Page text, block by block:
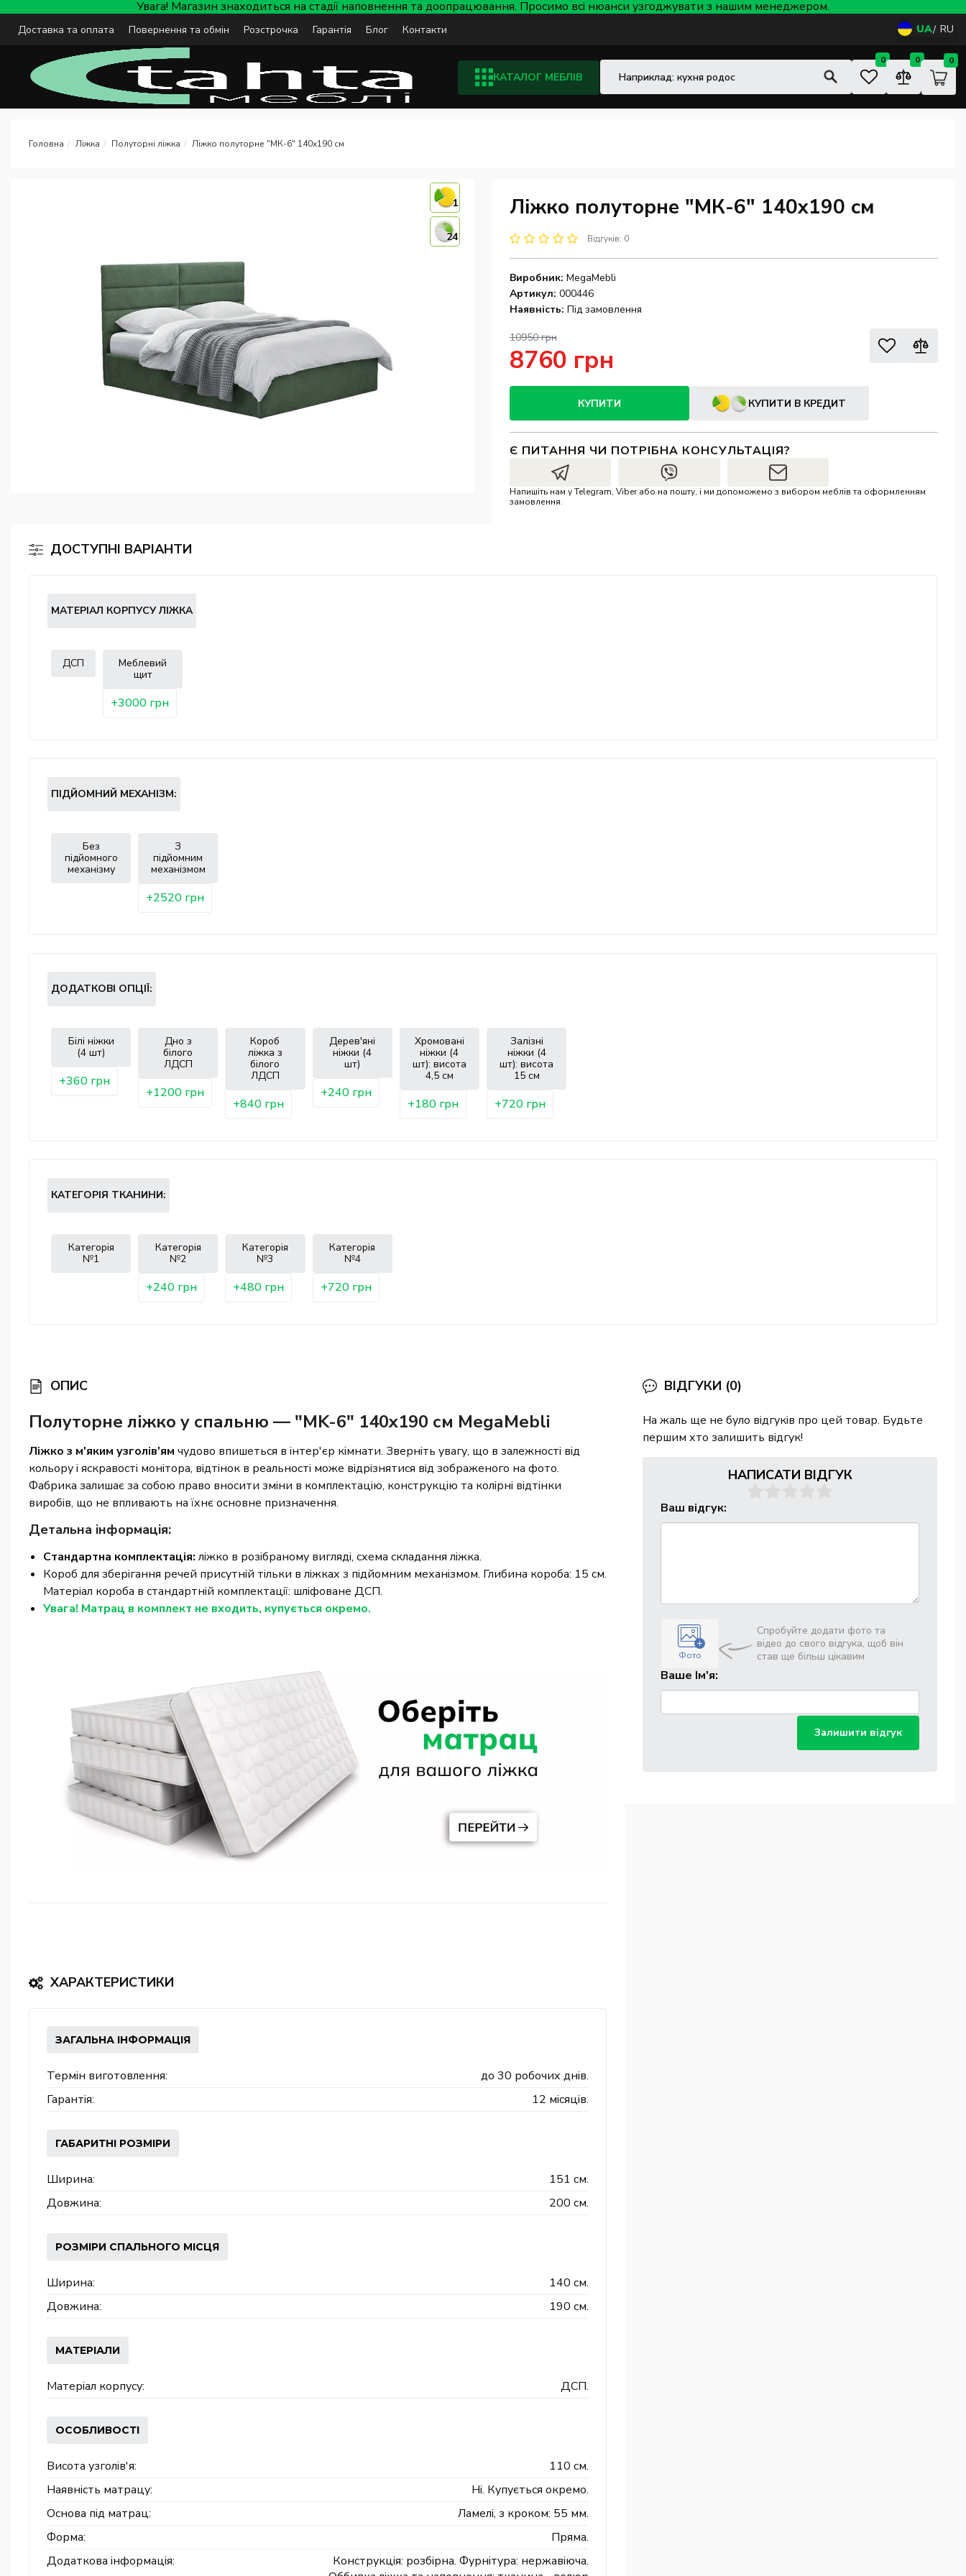
Увага! Магазин знаходиться на стадії наповнення та доопрацювання. Просимо всі нюанси узгоджувати з нашим менеджером.
Доставка та оплата Повернення та обмін Розстрочка Гарантія Блог Контакти UA RU
КАТАЛОГ МЕБЛІВ
0 0 0
Ліжка Полуторні ліжка Ліжко полуторне "МК-6" 140x190 см
1
24
Ліжко полуторне "МК-6" 140x190 см
Відгуків: 0
Виробник: MegaMebli
Артикул: 000446
Наявність: Під замовлення
10950 грн
8760 грн
КУПИТИ КУПИТИ В КРЕДИТ
Є ПИТАННЯ ЧИ ПОТРІБНА КОНСУЛЬТАЦІЯ?
Напишіть нам у Telegram, Viber або на пошту, і ми допоможемо з вибором меблів та оформленням
замовлення.
ДОСТУПНІ ВАРІАНТИ
МАТЕРІАЛ КОРПУСУ ЛІЖКА
ДСП
Меблевий
щит
+3000 грн
ПІДЙОМНИЙ МЕХАНІЗМ:
Без
підйомного
механізму
З
підйомним
механізмом
+2520 грн
ДОДАТКОВІ ОПЦІЇ:
Білі ніжки
(4 шт)
+360 грн
Дно з
білого
ЛДСП
+1200 грн
Короб
ліжка з
білого
ЛДСП
+840 грн
Дерев'яні
ніжки (4
шт)
+240 грн
Хромовані
ніжки (4
шт): висота
4,5 см
+180 грн
Залізні
ніжки (4
шт): висота
15 см
+720 грн
КАТЕГОРІЯ ТКАНИНИ:
Категорія
№1
Категорія
№2
+240 грн
Категорія
№3
+480 грн
Категорія
№4
+720 грн
ОПИС
Полуторне ліжко у спальню — "MK-6" 140x190 см МеgаМеbli
Ліжко з м'яким узголів'ям чудово впишеться в інтер'єр кімнати. Зверніть увагу, що в залежності від
кольору і яскравості монітора, відтінок в реальності може відрізнятися від зображеного на фото.
Фабрика залишає за собою право вносити зміни в комплектацію, конструкцію та колірні відтінки
виробів, що не впливають на їхнє основне призначення.
Детальна інформація:
Стандартна комплектація: ліжко в розібраному вигляді, схема складання ліжка.
Короб для зберігання речей присутній тільки в ліжках з підйомним механізмом. Глибина короба: 15 см.
Матеріал короба в стандартній комплектації: шліфоване ДСП.
Увага! Матрац в комплект не входить, купується окремо.
ХАРАКТЕРИСТИКИ
ЗАГАЛЬНА ІНФОРМАЦІЯ
Термін виготовлення:
до 30 робочих днів.
Гарантія:
12 місяців.
ГАБАРИТНІ РОЗМІРИ
Ширина:
151 см.
Довжина:
200 см.
РОЗМІРИ СПАЛЬНОГО МІСЦЯ
Ширина:
140 см.
Довжина:
190 см.
МАТЕРІАЛИ
Матеріал корпусу: ДСП.
ОСОБЛИВОСТІ
Висота узголів'я:
110 см.
Наявність матрацу:
Ні. Купується окремо.
Основа під матрац:
Ламелі, з кроком: 55 мм.
Форма:
Пряма.
Додаткова інформація:
Конструкція: розбірна. Фурнітура: нержавіюча.
ВІДГУКИ (0)
На жаль ще не було відгуків про цей товар. Будьте
першим хто залишить відгук!
НАПИСАТИ ВІДГУК
Ваш відгук:
Фото
Спробуйте додати фото та
відео до свого відгука, щоб він
став ще більш цікавим
Ваше Ім'я:
Залишити відгук